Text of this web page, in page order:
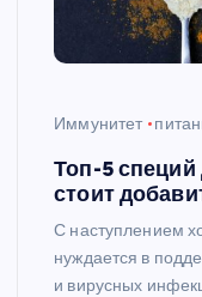
Иммунитет
Топ-5
стоит
С наступлением
нуждается в
и вирусных